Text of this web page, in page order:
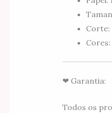
Corte:
❤ Garantia:
Todos os